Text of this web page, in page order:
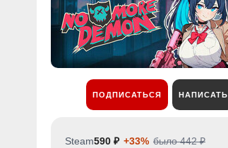
ПОДПИСАТЬСЯ НАПИСАТЬ
Steam590 ₽ +33% было 442 ₽